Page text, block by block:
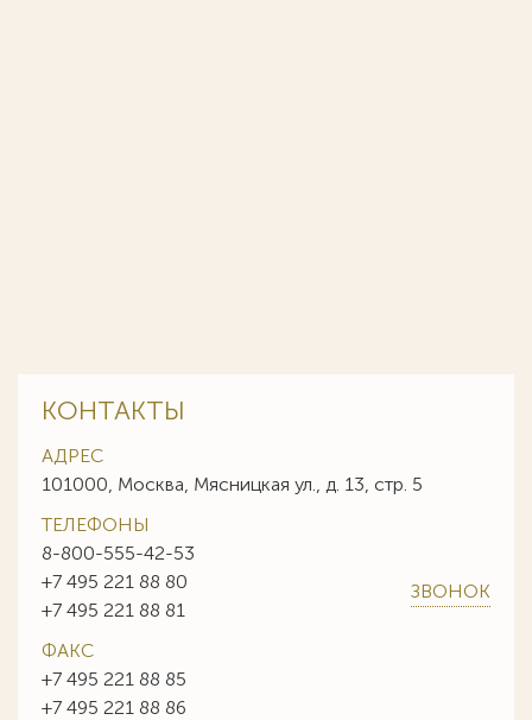
КОНТАКТЫ
АДРЕС
101000, Москва, Мясницкая ул., д. 13, стр. 5
ТЕЛЕФОНЫ
8-800-555-42-53
+7 495 221 88 80
+7 495 221 88 81
ЗВОНОК
ФАКС
+7 495 221 88 85
+7 495 221 88 86